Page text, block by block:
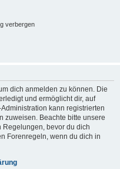
verbergen
dich anmelden zu können. Die
und ermöglicht dir, auf
kann registrierten
zuweisen. Beachte bitte unsere
bevor du dich
Forenregeln, wenn du dich in